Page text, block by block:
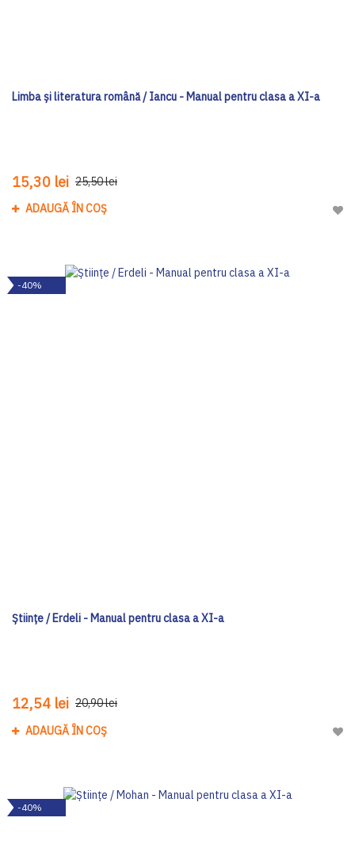
Limba şi literatura română / Iancu - Manual pentru clasa a XI-a
15,30 lei 25,50 lei
ADAUGĂ ÎN COȘ
-40%
Ştiinţe / Erdeli - Manual pentru clasa a XI-a
12,54 lei 20,90 lei
ADAUGĂ ÎN COȘ
-40%